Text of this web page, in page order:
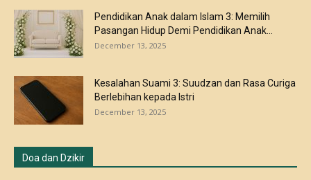
Pendidikan Anak dalam Islam 3: Memilih
Pasangan Hidup Demi Pendidikan Anak...
December 13, 2025
Kesalahan Suami 3: Suudzan dan Rasa Curiga
Berlebihan kepada Istri
December 13, 2025
Doa dan Dzikir